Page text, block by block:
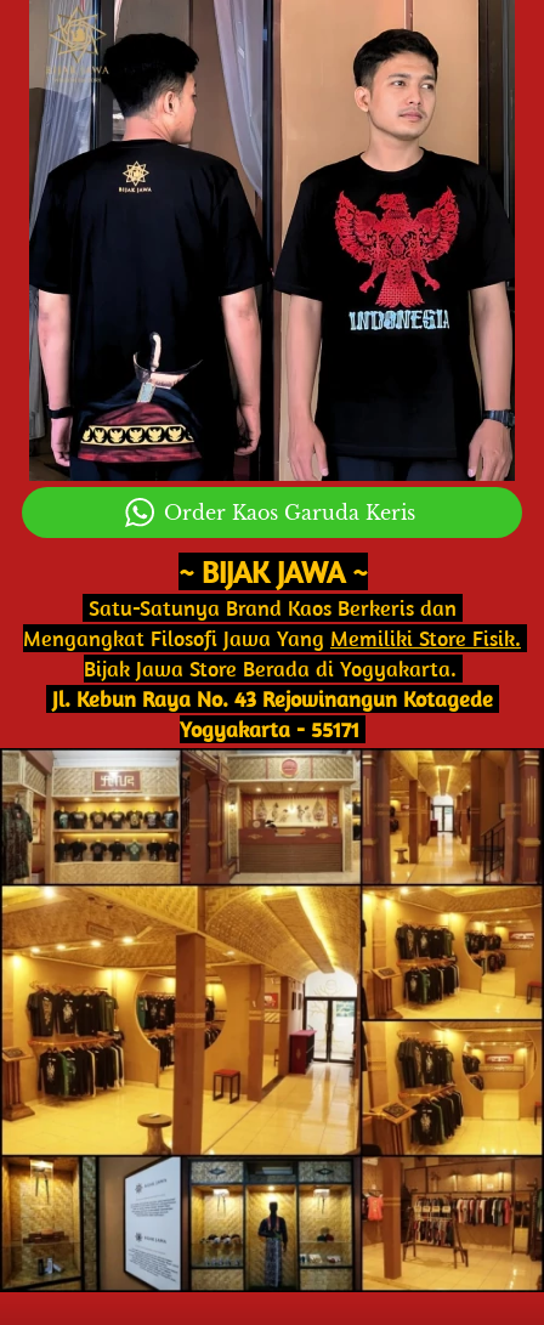
` Order Kaos Garuda Keris
~ BIJAK JAWA ~
Mengangkat Filosofi Jawa Yang Memiliki Store Fisik.
Bijak Jawa Store Berada di Yogyakarta.
Yogyakarta - 55171